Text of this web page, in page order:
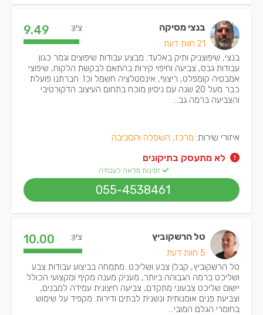
בנצי מסיקה
21 חוות דעת
ציון: 9.49
בנצי, שיפוצניק ותיק באלעד. מבצע עבודות שיפוצים וגמר כגון:
עבודות גבס, צביעה וחיפוי קירות בהתאם לבקשת הלקוח, שיפוצי
אמבטיה קומפלט, ריצוף, אינסטלציה חשמל וכו'. חברתנו פועלת
כבר מעל 20 שנה עם ניסיון מוכח בתחום העיצוב הדקורטיבי
והצביעה ברמה גב...
איזורי שירות: מרכז, השפלה והסביבה
לא מתעסק בתיקונים
זמינות מלאה לעבודה
055-4538461
טל הרשקוביץ
5 חוות דעת
ציון: 10.00
טל הרשקוביץ, קבלן צבע ושליכט. מתמחה בביצוע עבודות צבע
ושליכט ברמה הגבוהה ביותר, מעניק מענה מקיף ומקצועי הכולל
יישום שליכט צבעוני מתקדם, צביעה חיצונית עמידה למבנים,
וצביעת פנים אומנותית ונשנית לבתים ודירות. מקפיד על שימוש
בחומרי הגלם המובי...